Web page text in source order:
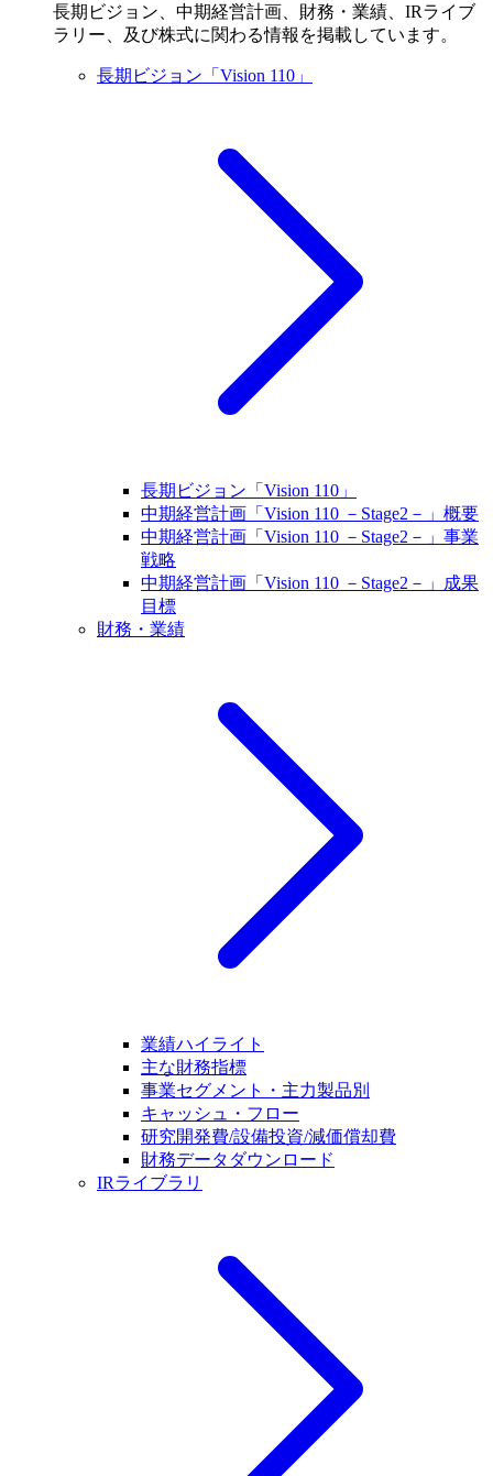
長期ビジョン、中期経営計画、財務・業績、IRライブ
ラリー、及び株式に関わる情報を掲載しています。
長期ビジョン「Vision 110」
長期ビジョン「Vision 110」
中期経営計画「Vision 110 －Stage2－」概要
中期経営計画「Vision 110 －Stage2－」事業
戦略
中期経営計画「Vision 110 －Stage2－」成果
目標
財務・業績
業績ハイライト
主な財務指標
事業セグメント・主力製品別
キャッシュ・フロー
研究開発費/設備投資/減価償却費
財務データダウンロード
IRライブラリ